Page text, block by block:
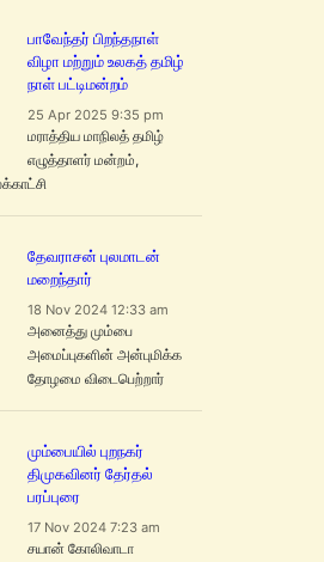
பாவேந்தர் பிறந்தநாள்
விழா மற்றும் உலகத் தமிழ்
நாள் பட்டிமன்றம்
25 Apr 2025 9:35 pm
மராத்திய மாநிலத் தமிழ்
எழுத்தாளர் மன்றம்,
தேவராசன் புலமாடன்
மறைந்தார்
18 Nov 2024 12:33 am
அனைத்து மும்பை
அமைப்புகளின் அன்புமிக்க
தோழமை விடைபெற்றார்
மும்பையில் புறநகர்
திமுகவினர் தேர்தல்
பரப்புரை
17 Nov 2024 7:23 am
சயான் கோலிவாடா